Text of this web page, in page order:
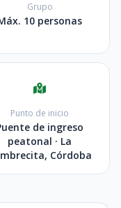
Grupo
10 personas
Punto de inicio
de ingreso
peatonal · La
Córdoba